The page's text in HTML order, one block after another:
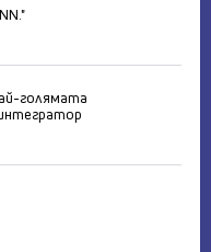
голямата